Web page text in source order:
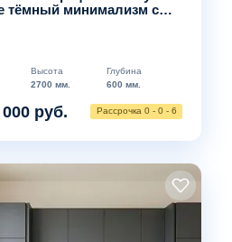
тёмный минимализм с
Высота
2700 мм.
Глубина
600 мм.
руб. Рассрочка 0 - 0 - 6